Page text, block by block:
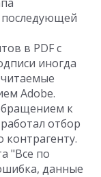
последующей
в PDF с
иногда
Adobe.
к
отбор
"Все по
данные